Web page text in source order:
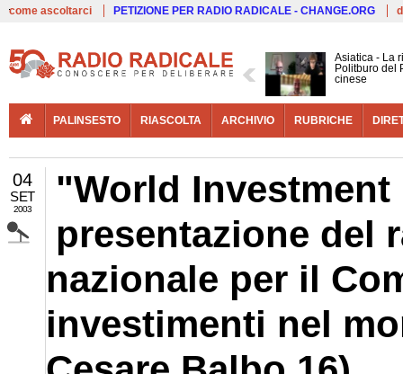
come ascoltarci PETIZIONE PER RADIO RADICALE - CHANGE.ORG
Asiatica - La
Politburo del
cinese
PALINSESTO RIASCOLTA ARCHIVIO RUBRICHE
04
SET
2003
"World Investment
presentazione del
nazionale per il
investimenti nel